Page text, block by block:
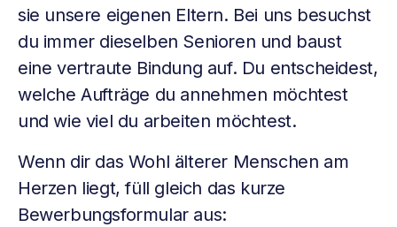
sie unsere eigenen Eltern. Bei uns besuchst
du immer dieselben Senioren und baust
eine vertraute Bindung auf. Du entscheidest,
welche Aufträge du annehmen möchtest
und wie viel du arbeiten möchtest.
Wenn dir das Wohl älterer Menschen am
Herzen liegt, füll gleich das kurze
Bewerbungsformular aus: